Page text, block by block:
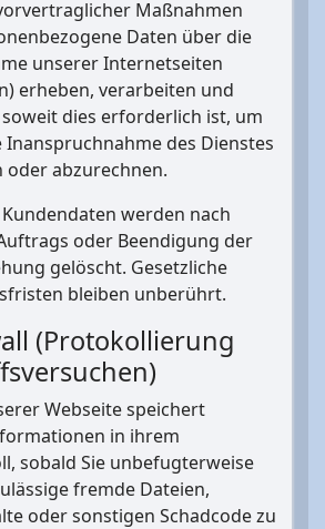
Maßnahmen
Daten über die
unserer Internetseiten
erheben, verarbeiten und
dies erforderlich ist, um
des Dienstes
oder abzurechnen.
werden nach
oder Beendigung der
gelöscht. Gesetzliche
bleiben unberührt.
(Protokollierung
Webseite speichert
in ihrem
sobald Sie unbefugterweise
fremde Dateien,
oder sonstigen Schadcode zu